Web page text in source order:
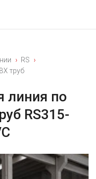
RS
труб
линия по
RS315-